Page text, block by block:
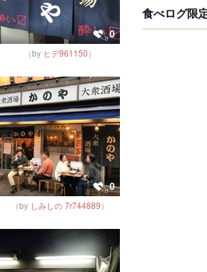
0
（by ヒデ961150）
0
（by しみしの 7r744889）
食べログ限